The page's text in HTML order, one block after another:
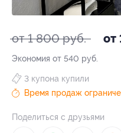
от 1 800 руб. от
Экономия от 540 руб.
3 купона купили
Время продаж
Поделиться с друзьями